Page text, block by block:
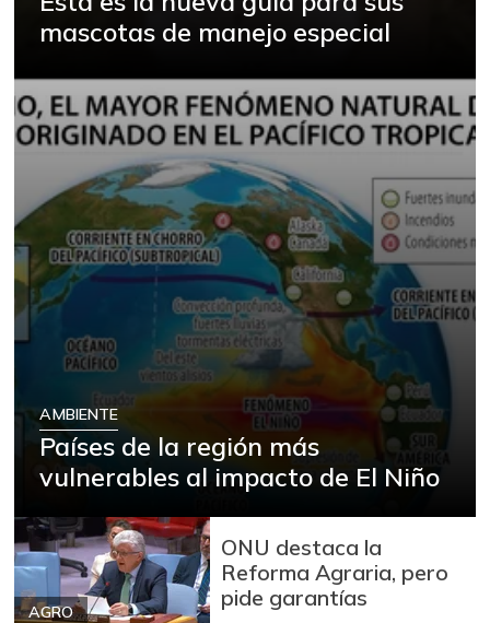
mascotas de manejo especial
AMBIENTE
Países de la región más
vulnerables al impacto de El Niño
AGRO
ONU destaca la
Reforma Agraria, pero
pide garantías